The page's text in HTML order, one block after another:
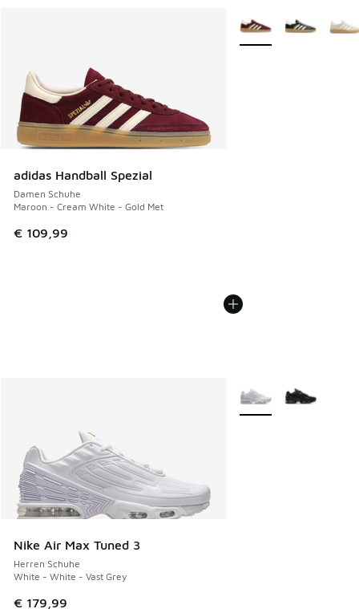
adidas Handball Spezial
Damen Schuhe
Maroon - Cream White - Gold Met
€ 109,99
Weitere Farben
Nike Air Max Tuned 3
Herren Schuhe
White - White - Vast Grey
€ 179,99
Weitere Farben